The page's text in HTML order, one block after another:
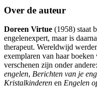
Over de auteur
Doreen Virtue (1958) staat
engelenexpert, maar is
therapeut. Wereldwijd
exemplaren van haar
verschenen zijn onder andere:
engelen, Berichten van je
Kristalkinderen en Engelen